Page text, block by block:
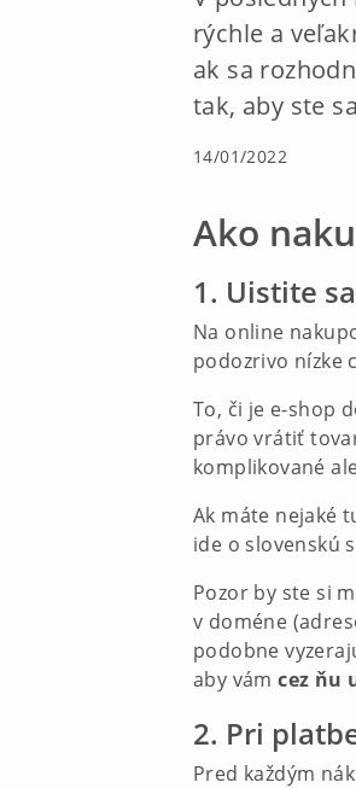
rýchle a
ak sa
tak, aby ste
14/01/2022
Ako
1. Uistite
Na online
podozrivo nízke
To, či je e-shop
právo vrátiť
komplikované
Ak máte nejaké
ide o slovenskú
Pozor by ste si
v doméne
podobne
aby vámcez ňu
2. Pri
Pred každým